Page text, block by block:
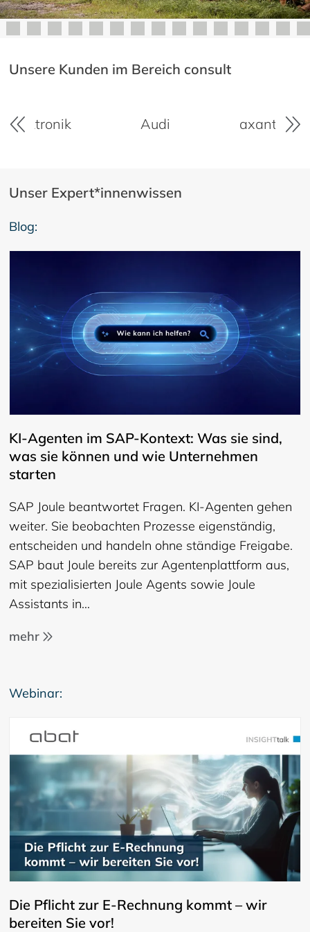
Unsere Kunden im Bereich consult
Elektronik Audi axantis
Unser Expert*innenwissen
Blog:
KI-Agenten im SAP-Kontext: Was sie sind,
was sie können und wie Unternehmen
starten
SAP Joule beantwortet Fragen. KI-Agenten gehen
weiter. Sie beobachten Prozesse eigenständig,
entscheiden und handeln ohne ständige Freigabe.
SAP baut Joule bereits zur Agentenplattform aus,
mit spezialisierten Joule Agents sowie Joule
Assistants in…
mehr
Webinar:
Die Pflicht zur E-Rechnung kommt – wir
bereiten Sie vor!